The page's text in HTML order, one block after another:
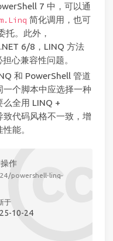
7 中，可以通
简化调用，也可
托。此外，
6/8，LINQ 方法
心兼容性问题。
和 PowerShell 管道
个脚本中应选择一种
么全用 LINQ +
致代码风格不一致，增
能。
作
powershell-linq-
于
10-24